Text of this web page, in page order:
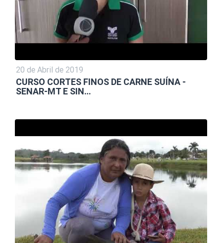
20 de Abril de 2019
CURSO CORTES FINOS DE CARNE SUÍNA -
SENAR-MT E SIN…